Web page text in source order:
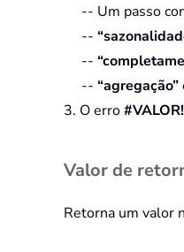
-- Um passo
--
--
-- “agregação”
3. O erro#VALOR!
Valor de
Retorna um valor